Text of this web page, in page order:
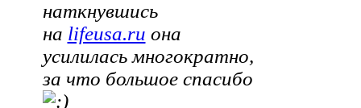
наткнувшись
на lifeusa.ru она
усилилась многократно,
за что большое спасибо